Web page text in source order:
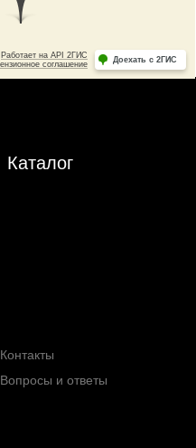
Каталог
Контакты
Вопросы и ответы